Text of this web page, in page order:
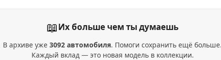
📖Их больше чем ты думаешь
В архиве уже 3092 автомобиля. Помоги сохранить ещё
Каждый вклад — это новая модель в коллекции.